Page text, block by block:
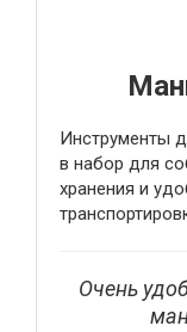
Инструменты
в набор для
хранения и
Очень